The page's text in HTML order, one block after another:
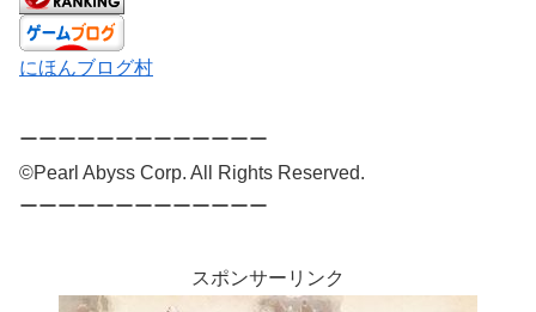
にほんブログ村
ーーーーーーーーーーーーー
©Pearl Abyss Corp. All Rights Reserved.
ーーーーーーーーーーーーー
スポンサーリンク